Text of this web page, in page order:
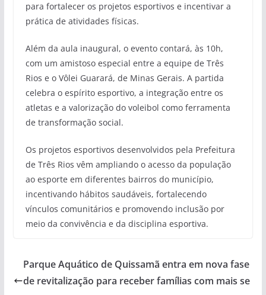
para fortalecer os projetos esportivos e incentivar a
prática de atividades físicas.
Além da aula inaugural, o evento contará, às 10h,
com um amistoso especial entre a equipe de Três
Rios e o Vôlei Guarará, de Minas Gerais. A partida
celebra o espírito esportivo, a integração entre os
atletas e a valorização do voleibol como ferramenta
de transformação social.
Os projetos esportivos desenvolvidos pela Prefeitura
de Três Rios vêm ampliando o acesso da população
ao esporte em diferentes bairros do município,
incentivando hábitos saudáveis, fortalecendo
vínculos comunitários e promovendo inclusão por
meio da convivência e da disciplina esportiva.
Parque Aquático de Quissamã entra em nova fase
de revitalização para receber famílias com mais se